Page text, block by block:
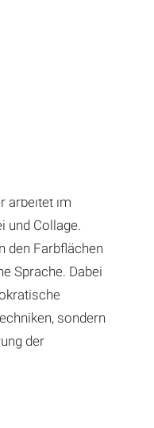
arbeitet im
und Collage.
den Farbflächen
Sprache. Dabei
sondern
der